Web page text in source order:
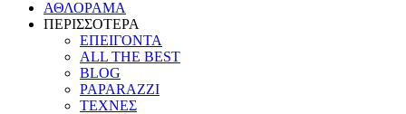
ΑΘΛΟΡΑΜΑ
ΠΕΡΙΣΣΟΤΕΡΑ
ΕΠΕΙΓΟΝΤΑ
ALL THE BEST
BLOG
PAPARAZZI
ΤΕΧΝΕΣ